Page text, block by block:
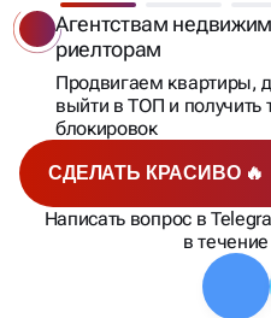
КОТОРАЯ
ПРИНОСИТ
СДЕЛАТЬ КРАСИВО 🔥
Написать вопрос в
в
Агентствам
риелторам
Продвигаем квартиры,
выйти в ТОП и получить
блокировок